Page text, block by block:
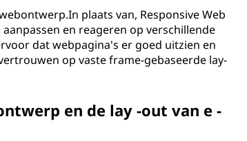
plaats van, Responsive Web
en reageren op verschillende
dat webpagina's er goed uitzien en
op vaste frame-gebaseerde lay-
en de lay -out van e -